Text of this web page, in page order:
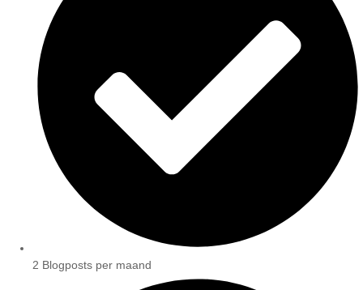
2 Blogposts per maand